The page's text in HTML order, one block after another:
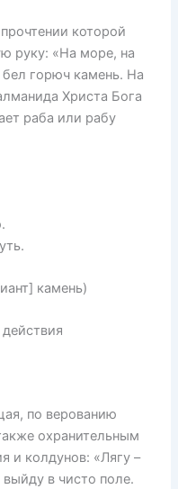
которой
руку: «На море, на
горюч камень. На
Христа Бога
раба или рабу
камень)
по верованию
охранительным
и колдунов: «Лягу –
в чисто поле.